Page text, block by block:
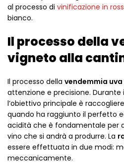
al processo di vinificazione in
bianco.
Il processo della
vigneto alla
Il processo della vendemmia uva
attenzione e precisione. Durante
l’obiettivo principale è
quando ha raggiunto il perfetto
acidità che è fondamentale per
vino che si andrà a produrre. La
essere effettuata in due modi:
meccanicamente.